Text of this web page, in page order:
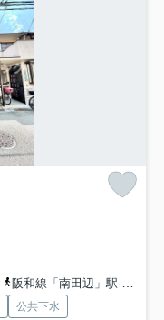
阪和線「南田辺」駅 徒歩10分
公共下水